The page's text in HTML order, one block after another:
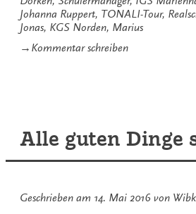
hier
die
Frage…“
Johanna Ruppert, TONALI-Tour,
Jonas, KGS Norden, Marius
→ Kommentar schreibenzu
hier
Alle guten Dinge
Geschrieben am 14. Mai 2016 von